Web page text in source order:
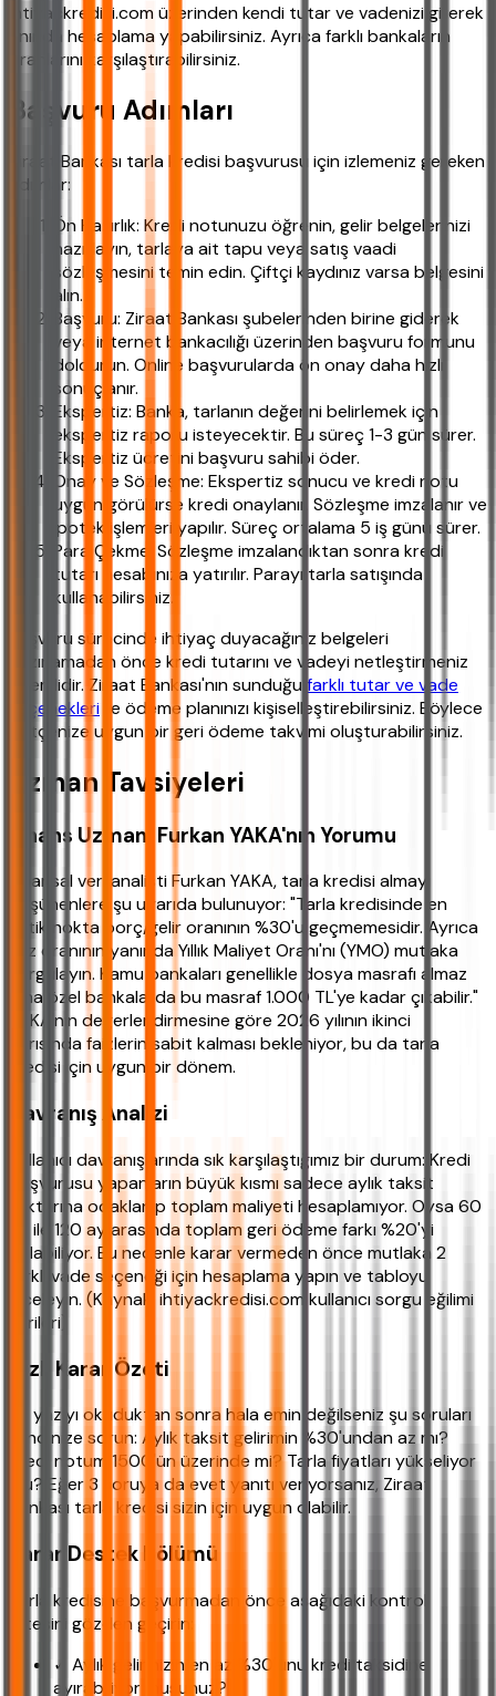
ihtiyackredisi.com üzerinden kendi tutar ve vadenizi girerek
anında hesaplama yapabilirsiniz. Ayrıca farklı bankaların
oranlarını karşılaştırabilirsiniz.
Başvuru Adımları
Ziraat Bankası tarla kredisi başvurusu için izlemeniz gereken
adımlar:
Ön Hazırlık: Kredi notunuzu öğrenin, gelir belgelerinizi
hazırlayın, tarlaya ait tapu veya satış vaadi
sözleşmesini temin edin. Çiftçi kaydınız varsa belgesini
alın.
Başvuru: Ziraat Bankası şubelerinden birine giderek
veya internet bankacılığı üzerinden başvuru formunu
doldurun. Online başvurularda ön onay daha hızlı
sonuçlanır.
Ekspertiz: Banka, tarlanın değerini belirlemek için
ekspertiz raporu isteyecektir. Bu süreç 1-3 gün sürer.
Ekspertiz ücretini başvuru sahibi öder.
Onay ve Sözleşme: Ekspertiz sonucu ve kredi notu
uygun görülürse kredi onaylanır. Sözleşme imzalanır ve
ipotek işlemleri yapılır. Süreç ortalama 5 iş günü sürer.
Para Çekme: Sözleşme imzalandıktan sonra kredi
tutarı hesabınıza yatırılır. Parayı tarla satışında
kullanabilirsiniz.
Başvuru sürecinde ihtiyaç duyacağınız belgeleri
hazırlamadan önce kredi tutarını ve vadeyi netleştirmeniz
önemlidir. Ziraat Bankası'nın sunduğu farklı tutar ve vade
seçenekleri ile ödeme planınızı kişiselleştirebilirsiniz. Böylece
bütçenize uygun bir geri ödeme takvimi oluşturabilirsiniz.
Uzman Tavsiyeleri
Finans Uzmanı Furkan YAKA'nın Yorumu
Finansal veri analisti Furkan YAKA, tarla kredisi almayı
düşünenlere şu uyarıda bulunuyor: "Tarla kredisinde en
kritik nokta borç/gelir oranının %30'u geçmemesidir. Ayrıca
faiz oranının yanında Yıllık Maliyet Oranı'nı (YMO) mutlaka
sorgulayın. Kamu bankaları genellikle dosya masrafı almaz
ama özel bankalarda bu masraf 1.000 TL'ye kadar çıkabilir."
YAKA'nın değerlendirmesine göre 2026 yılının ikinci
yarısında faizlerin sabit kalması bekleniyor, bu da tarla
kredisi için uygun bir dönem.
Davranış Analizi
Kullanıcı davranışlarında sık karşılaştığımız bir durum: Kredi
başvurusu yapanların büyük kısmı sadece aylık taksit
miktarına odaklanıp toplam maliyeti hesaplamıyor. Oysa 60
ay ile 120 ay arasında toplam geri ödeme farkı %20'yi
bulabiliyor. Bu nedenle karar vermeden önce mutlaka 2
farklı vade seçeneği için hesaplama yapın ve tabloyu
inceleyin. (Kaynak: ihtiyackredisi.com kullanıcı sorgu eğilimi
verileri)
Hızlı Karar Özeti
Bu yazıyı okuduktan sonra hala emin değilseniz şu soruları
kendinize sorun: Aylık taksit gelirimin %30'undan az mı?
Kredi notum 1500'ün üzerinde mi? Tarla fiyatları yükseliyor
mu? Eğer 3 soruya da evet yanıtı veriyorsanız, Ziraat
Bankası tarla kredisi sizin için uygun olabilir.
Karar Destek Bölümü
Tarla kredisine başvurmadan önce aşağıdaki kontrol
listesini gözden geçirin:
✓ Aylık gelirinizin en az %30'unu kredi taksidine
ayırabiliyor musunuz?